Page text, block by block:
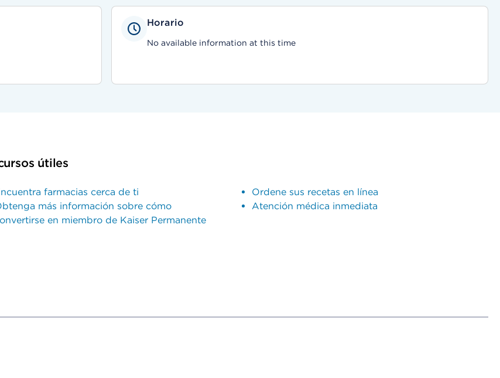
Horario
No available information at this time
útiles
farmacias cerca de ti
más información sobre cómo
en miembro de Kaiser Permanente
Ordene sus recetas en línea
Atención médica inmediata